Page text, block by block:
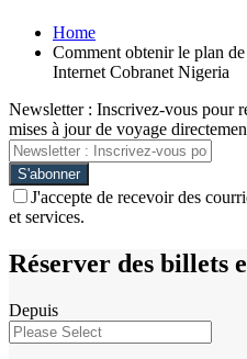
Home
Comment obtenir le plan
Internet Cobranet Nigeria
Newsletter : Inscrivez-vous pour
mises à jour de voyage
J'accepte de recevoir des
et services.
Réserver des billets
Depuis